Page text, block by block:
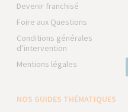
Devenir franchisé
Foire aux Questions
Conditions générales
d’intervention
Mentions légales
NOS GUIDES THÉMATIQUES